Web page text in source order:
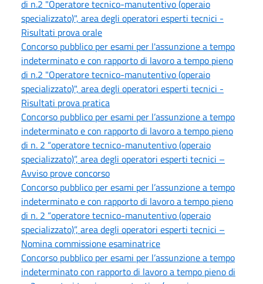
di n.2 "Operatore tecnico-manutentivo (operaio
specializzato)", area degli operatori esperti tecnici -
Risultati prova orale
Concorso pubblico per esami per l'assunzione a tempo
indeterminato e con rapporto di lavoro a tempo pieno
di n.2 "Operatore tecnico-manutentivo (operaio
specializzato)", area degli operatori esperti tecnici -
Risultati prova pratica
Concorso pubblico per esami per l’assunzione a tempo
indeterminato e con rapporto di lavoro a tempo pieno
di n. 2 “operatore tecnico-manutentivo (operaio
specializzato)”, area degli operatori esperti tecnici –
Avviso prove concorso
Concorso pubblico per esami per l’assunzione a tempo
indeterminato e con rapporto di lavoro a tempo pieno
di n. 2 “operatore tecnico-manutentivo (operaio
specializzato)”, area degli operatori esperti tecnici –
Nomina commissione esaminatrice
Concorso pubblico per esami per l’assunzione a tempo
indeterminato con rapporto di lavoro a tempo pieno di